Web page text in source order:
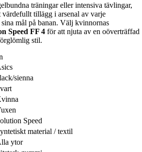
träningar eller intensiva tävlingar,
värdefullt tillägg i arsenal av varje
mål på banan. Välj kvinnornas
Speed FF 4 för att njuta av en oöverträffad
stil.
sienna
Speed
material / textil
ytor